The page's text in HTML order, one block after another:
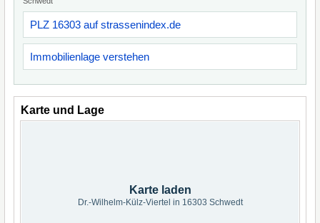
PLZ 16303 auf strassenindex.de
Immobilienlage verstehen
Karte und Lage
Karte laden
Dr.-Wilhelm-Külz-Viertel in 16303 Schwedt